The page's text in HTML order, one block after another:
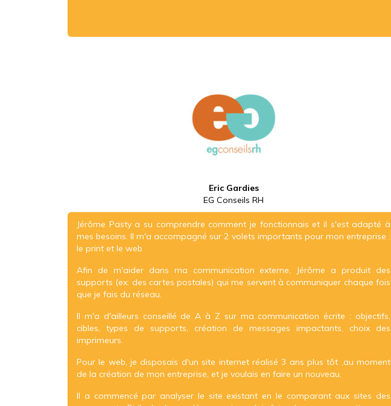
Eric Gardies
EG Conseils RH
Jérôme Pasty a su comprendre comment je fonctionnais et il s'est adapté à
mes besoins. Il m'a accompagné sur 2 volets importants pour mon entreprise :
le print et le web
Afin de m'aider dans ma communication externe, Jérôme a produit des
supports (ex: des cartes postales) qui me servent à communiquer chaque fois
que je fais du réseau.
Il m'a d'ailleurs conseillé de A à Z sur ma communication écrite : objectifs,
cibles, types de supports, création de messages impactants, choix des
imprimeurs.
Pour le web, je disposais d'un site internet réalisé 3 ans plus tôt ,au moment
de la création de mon entreprise, et je voulais en faire un nouveau.
Il a commencé par analyser le site existant en le comparant aux sites des